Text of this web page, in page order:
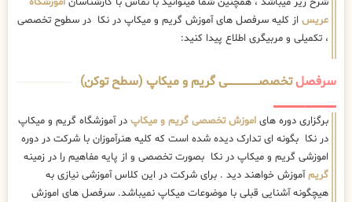
عریس از کلیه سرفصل های آموزش گریم و میکاپ در نکا در سطوح تخصصی
، تکمیلی و مربیگری اطلاع پیدا کنید:
سرفصلتخصصــــــــــــــــــــی گریم و میکاپ (سطح توکن)
برگزاری دوره های اموزش تخصصی گریم و میکاپ در آموزشگاه گریم و میکاپ
در نکا بگونه ای تدارک دیده شده است که کلیه هنرآموزان با شرکت در دوره
اموزشی گریم و میکاپ در نکا بصورت تخصصی و از پایه مفاهیم را در زمینه
گریمآموزش خواهند دید . برای شرکت در این کلاس آموزشی نیازی به
هیچگونه آشنایی قبلی با موضوعات میکاپ نمیباشد. سرفصل های اموزش